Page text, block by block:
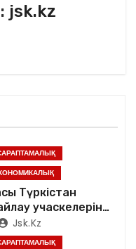
jsk.kz
Түркістан
учаскелерін
Jsk.kz